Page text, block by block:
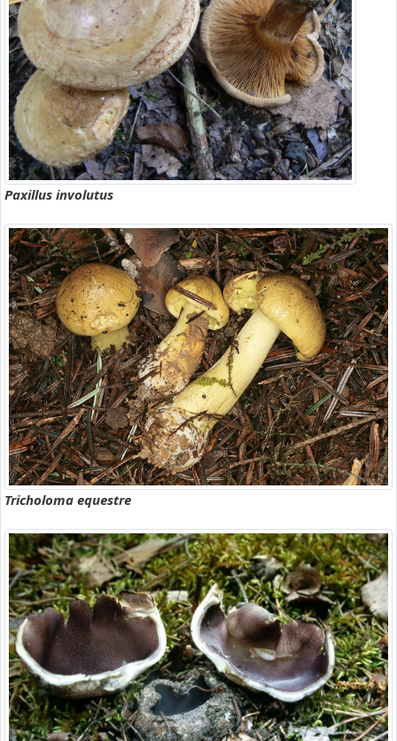
Paxillus involutus
Tricholoma equestre